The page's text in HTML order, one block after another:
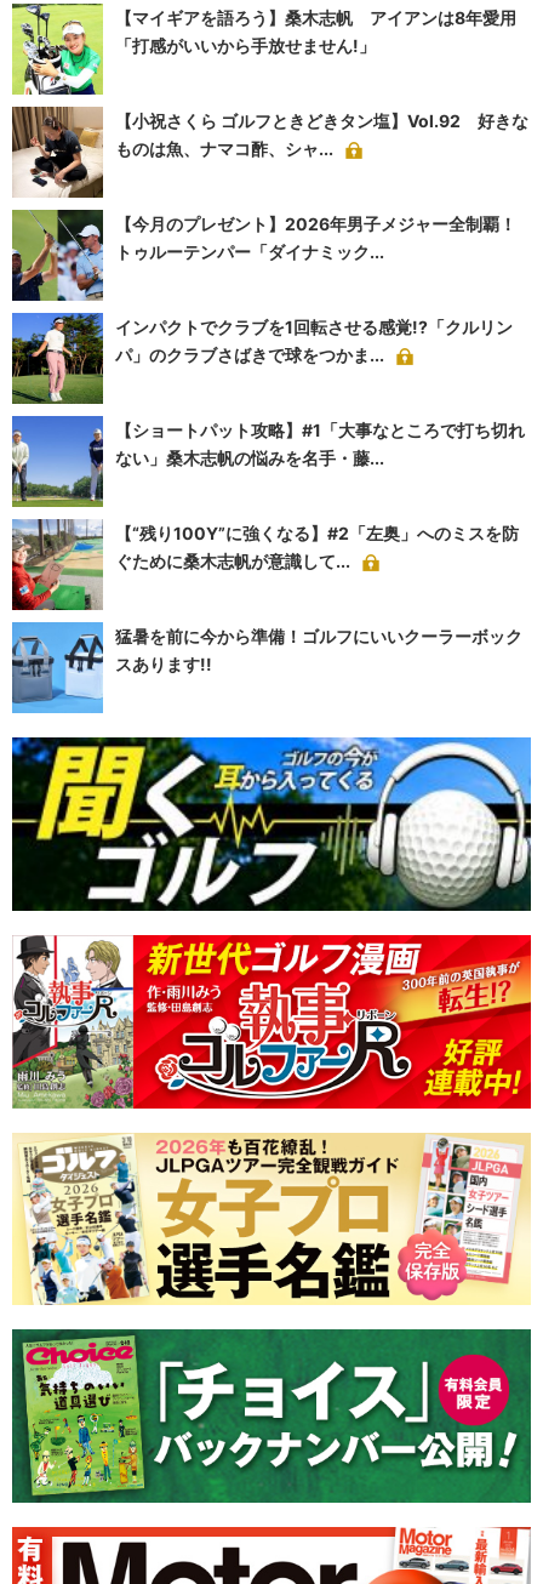
【マイギアを語ろう】桑木志帆 アイアンは8年愛用
「打感がいいから手放せません!」
【小祝さくら ゴルフときどきタン塩】Vol.92 好きな
ものは魚、ナマコ酢、シャ...
【今月のプレゼント】2026年男子メジャー全制覇！
トゥルーテンパー「ダイナミック...
インパクトでクラブを1回転させる感覚!?「クルリン
パ」のクラブさばきで球をつかま...
【ショートパット攻略】#1「大事なところで打ち切れ
ない」桑木志帆の悩みを名手・藤...
【“残り100Y”に強くなる】#2「左奥」へのミスを防
ぐために桑木志帆が意識して...
猛暑を前に今から準備！ゴルフにいいクーラーボック
スあります!!